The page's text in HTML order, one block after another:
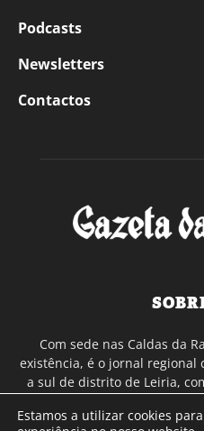
Podcasts
Newsletters
Contactos
Com sede nas Caldas da
existência, é o jornal
a sul de distrito de Leiria,
Continental e
Estamos a utilizar cookies